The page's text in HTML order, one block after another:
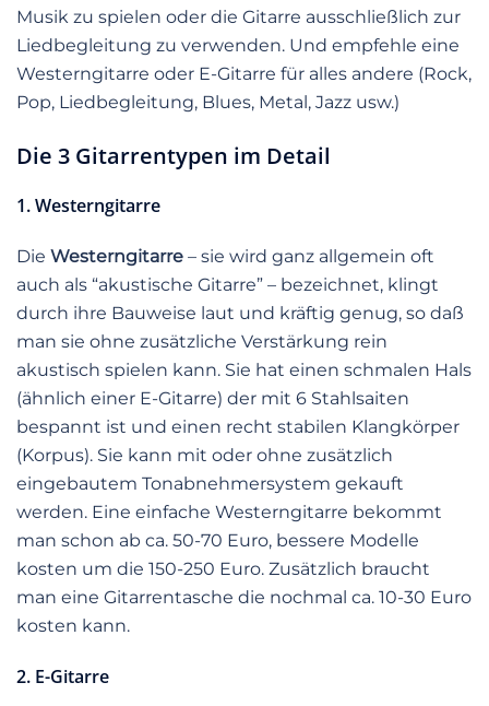
Musik zu spielen oder die Gitarre ausschließlich zur
Liedbegleitung zu verwenden. Und empfehle eine
Westerngitarre oder E-Gitarre für alles andere (Rock,
Pop, Liedbegleitung, Blues, Metal, Jazz usw.)
Die 3 Gitarrentypen im Detail
1. Westerngitarre
Die Westerngitarre – sie wird ganz allgemein oft
auch als “akustische Gitarre” – bezeichnet, klingt
durch ihre Bauweise laut und kräftig genug, so daß
man sie ohne zusätzliche Verstärkung rein
akustisch spielen kann. Sie hat einen schmalen Hals
(ähnlich einer E-Gitarre) der mit 6 Stahlsaiten
bespannt ist und einen recht stabilen Klangkörper
(Korpus). Sie kann mit oder ohne zusätzlich
eingebautem Tonabnehmersystem gekauft
werden. Eine einfache Westerngitarre bekommt
man schon ab ca. 50-70 Euro, bessere Modelle
kosten um die 150-250 Euro. Zusätzlich braucht
man eine Gitarrentasche die nochmal ca. 10-30 Euro
kosten kann.
2. E-Gitarre